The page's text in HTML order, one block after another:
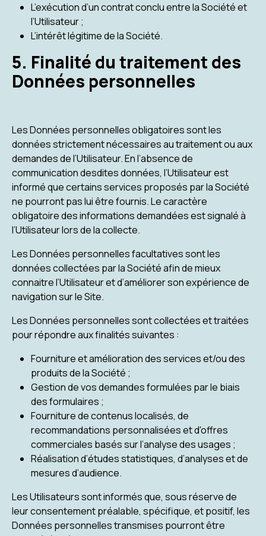
L’exécution d’un contrat conclu entre la Société et
l’Utilisateur ;
L’intérêt légitime de la Société.
5. Finalité du traitement des
Données personnelles
Les Données personnelles obligatoires sont les
données strictement nécessaires au traitement ou aux
demandes de l’Utilisateur. En l’absence de
communication desdites données, l’Utilisateur est
informé que certains services proposés par la Société
ne pourront pas lui être fournis. Le caractère
obligatoire des informations demandées est signalé à
l’Utilisateur lors de la collecte.
Les Données personnelles facultatives sont les
données collectées par la Société afin de mieux
connaitre l’Utilisateur et d’améliorer son expérience de
navigation sur le Site.
Les Données personnelles sont collectées et traitées
pour répondre aux finalités suivantes :
Fourniture et amélioration des services et/ou des
produits de la Société ;
Gestion de vos demandes formulées par le biais
des formulaires ;
Fourniture de contenus localisés, de
recommandations personnalisées et d'offres
commerciales basés sur l’analyse des usages ;
Réalisation d’études statistiques, d’analyses et de
mesures d’audience.
Les Utilisateurs sont informés que, sous réserve de
leur consentement préalable, spécifique, et positif, les
Données personnelles transmises pourront être